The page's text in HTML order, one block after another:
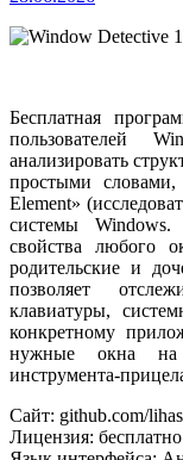
Бесплатная
пользователей
анализировать
простыми
Element»
системы
свойства любого
родительские и
позволяет
клавиатуры,
конкретному
нужные окна на
инструмента-
Сайт: github.com/
Лицензия: бесплатно